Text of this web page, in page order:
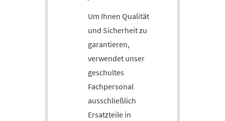
Um Ihnen Qualität
und Sicherheit zu
garantieren,
verwendet unser
geschultes
Fachpersonal
ausschließlich
Ersatzteile in